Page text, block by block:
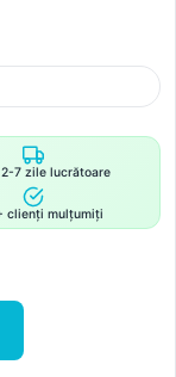
7 zile lucrătoare
clienți mulțumiți